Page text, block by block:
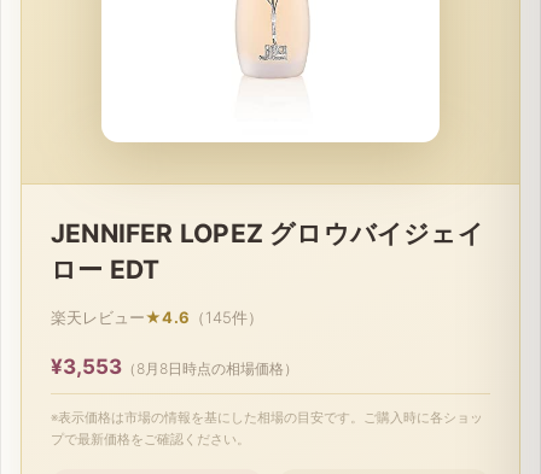
JENNIFER LOPEZ グロウバイジェイ
ロー EDT
楽天レビュー★4.6 （145件）
¥3,553 （8月8日時点の相場価格）
※表示価格は市場の情報を基にした相場の目安です。ご購入時に各ショッ
プで最新価格をご確認ください。